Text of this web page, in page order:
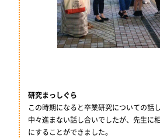
研究まっしぐら
この時期になると卒業研究についての話
中々進まない話し合いでしたが、先生に
にすることができました。